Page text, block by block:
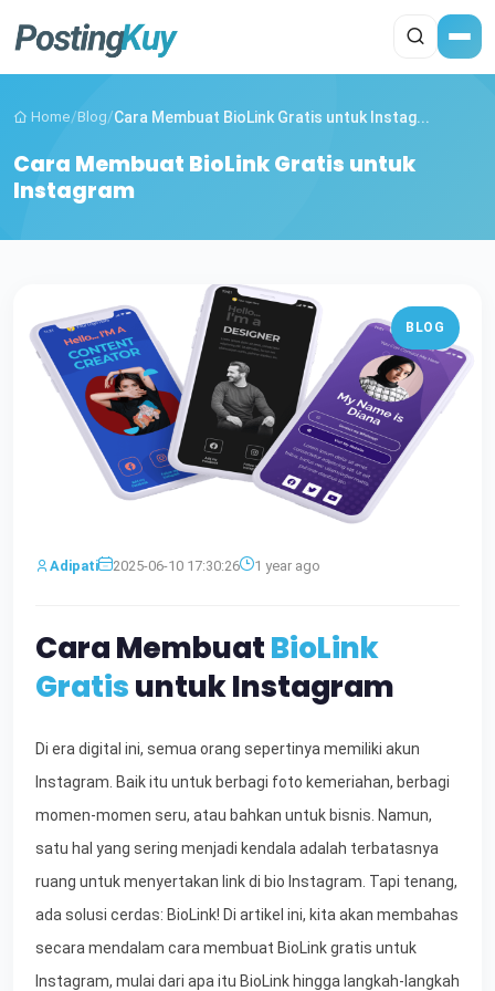
Home/Blog/Cara Membuat BioLink Gratis untuk Instag...
Cara Membuat BioLink Gratis untuk
Instagram
BLOG
Adipati 2025-06-10 17:30:26 1 year ago
Cara MembuatBioLink
Gratisuntuk Instagram
Di era digital ini, semua orang sepertinya memiliki akun
Instagram. Baik itu untuk berbagi foto kemeriahan, berbagi
momen-momen seru, atau bahkan untuk bisnis. Namun,
satu hal yang sering menjadi kendala adalah terbatasnya
ruang untuk menyertakan link di bio Instagram. Tapi tenang,
ada solusi cerdas: BioLink! Di artikel ini, kita akan membahas
secara mendalam cara membuat BioLink gratis untuk
Instagram, mulai dari apa itu BioLink hingga langkah-langkah